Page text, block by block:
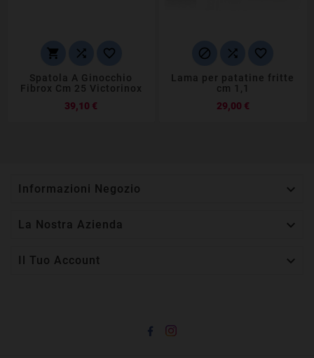
  
Spatola A Ginocchio
Fibrox Cm 25 Victorinox
39,10 €
  
Lama per patatine fritte
cm 1,1
29,00 €Prezzo
Informazioni Negozio 
La Nostra Azienda 
Il Tuo Account 